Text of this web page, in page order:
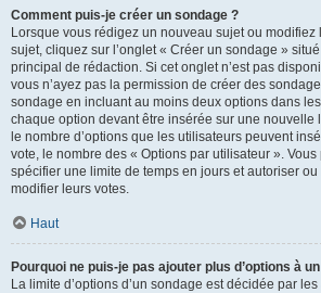
Comment puis-je créer un sondage ?
Lorsque vous rédigez un nouveau sujet ou modifiez
sujet, cliquez sur l’onglet « Créer un sondage »
principal de rédaction. Si cet onglet n’est pas
vous n’ayez pas la permission de créer des
sondage en incluant au moins deux options dans
chaque option devant être insérée sur une nouvelle
le nombre d’options que les utilisateurs peuvent
vote, le nombre des « Options par utilisateur ».
spécifier une limite de temps en jours et autoriser
modifier leurs votes.
Haut
Pourquoi ne puis-je pas ajouter plus d’options à
La limite d’options d’un sondage est décidée par